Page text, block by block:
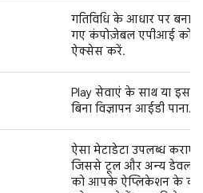
गतिविधि के आधार पर बनाए
गए कंपोज़ेबल एपीआई को
ऐक्सेस करें.
Play सेवाएं के साथ या इसके
बिना विज्ञापन आईडी पाना.
ऐसा मेटाडेटा उपलब्ध कराएं
जिससे टूल और अन्य
को आपके ऐप्लिकेशन के